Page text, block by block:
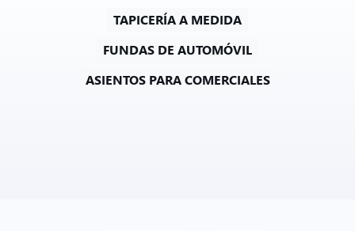
TAPICERÍA A MEDIDA
FUNDAS DE AUTOMÓVIL
ASIENTOS PARA COMERCIALES